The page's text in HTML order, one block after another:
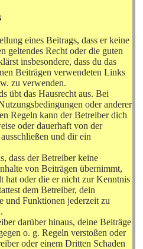
eines Beitrags, dass er keine
geltendes Recht oder die guten
insbesondere, dass du das
Beiträgen verwendeten Links
zu verwenden.
übt das Hausrecht aus. Bei
oder anderer
Regeln kann der Betreiber dich
oder dauerhaft von der
und dir ein
dass der Betreiber keine
von Beiträgen übernimmt,
hat oder die er nicht zur Kenntnis
dem Betreiber, dein
und Funktionen jederzeit zu
darüber hinaus, deine Beiträge
o. g. Regeln verstoßen oder
oder einem Dritten Schaden